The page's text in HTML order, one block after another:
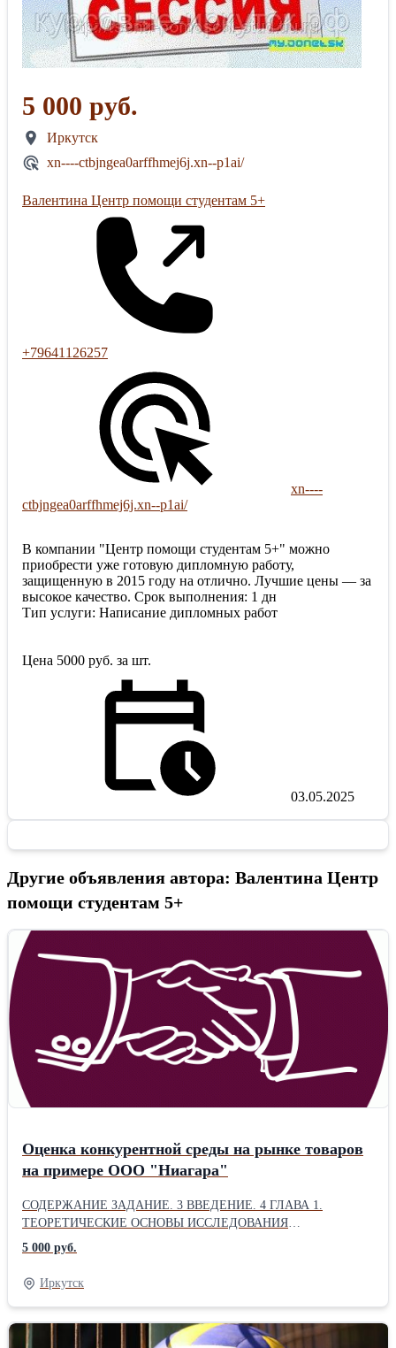
5 000 руб.
Иркутск
xn----ctbjngea0arffhmej6j.xn--p1ai/
Валентина Центр помощи студентам 5+
+79641126257
xn----
ctbjngea0arffhmej6j.xn--p1ai/
В компании "Центр помощи студентам 5+" можно
приобрести уже готовую дипломную работу,
защищенную в 2015 году на отлично. Лучшие цены ― за
высокое качество. Срок выполнения: 1 дн
Тип услуги: Написание дипломных работ
Цена 5000 руб. за шт.
03.05.2025
Другие объявления автора: Валентина Центр
помощи студентам 5+
Оценка конкурентной среды на рынке товаров
на примере ООО "Ниагара"
СОДЕРЖАНИЕ ЗАДАНИЕ. 3 ВВЕДЕНИЕ. 4 ГЛАВА 1.
ТЕОРЕТИЧЕСКИЕ ОСНОВЫ ИССЛЕДОВАНИЯ
КОНКУРЕНТНОЙ СРЕДЫ.. 6 1.1. Рыночная конкуренция:
понятие и сущность. 6 1.2. Виды конкурентных ситуаций. 15
1.3. Методы оценки конкурентных ситуаций. 24 ГЛАВА 2.
АНАЛИЗ КОНКУРЕНТНОЙ СРЕДЫ ПРЕДПРИЯТИЯ ООО
«НИАГАРА+». 44 2.1. Характеристика предприятия ООО
«Ниагара+». 44 2.2. Анализ основных технико-экономических
5 000 руб.
Иркутск